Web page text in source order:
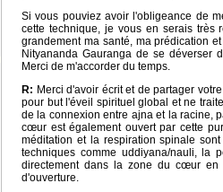
Si vous pouviez avoir l'obligeance de
cette technique, je vous en serais très
grandement ma santé, ma prédication
Nityananda Gauranga de se déverser
Merci de m'accorder du temps.
R: Merci d'avoir écrit et de partager
pour but l'éveil spirituel global et ne
de la connexion entre ajna et la racine,
cœur est également ouvert par cette
méditation et la respiration spinale
techniques comme uddiyana/nauli, la
directement dans la zone du cœur
d'ouverture.